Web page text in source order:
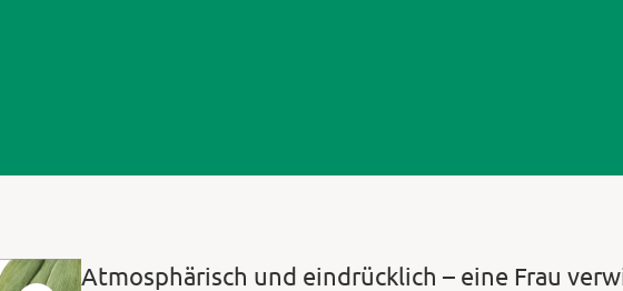
Atmosphärisch und eindrücklich – eine Frau